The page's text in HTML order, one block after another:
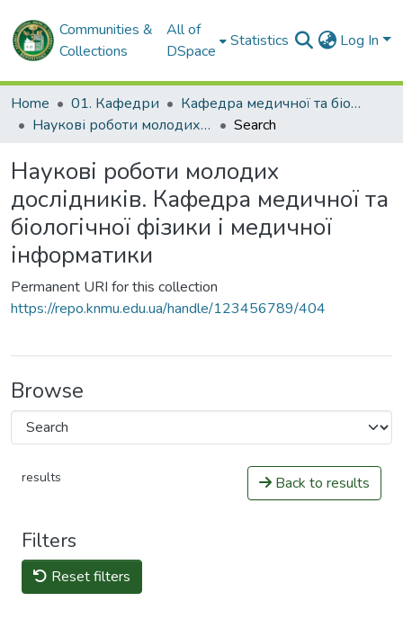
Communities &
Collections
All of
DSpace
Statistics Log In
Home 01. Кафедри
Кафедра медичної та біологічної фізики і медичної інформатики
Наукові роботи молодих дослідників. Кафедра медичної та біологічної фізики і медичної інформатики
Search
Наукові роботи молодих
дослідників. Кафедра медичної та
біологічної фізики і медичної
інформатики
Permanent URI for this collection
https://repo.knmu.edu.ua/handle/123456789/404
Browse
results Back to results
Filters
Reset filters